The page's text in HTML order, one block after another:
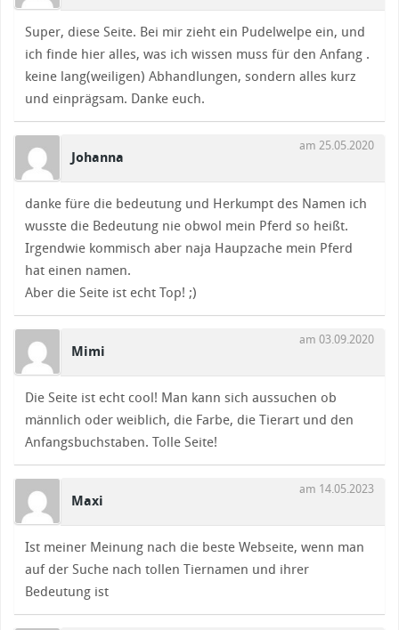
Super, diese Seite. Bei mir zieht ein Pudelwelpe ein, und
ich finde hier alles, was ich wissen muss für den Anfang .
keine lang(weiligen) Abhandlungen, sondern alles kurz
und einprägsam. Danke euch.
Johanna
am 25.05.2020
danke füre die bedeutung und Herkumpt des Namen ich
wusste die Bedeutung nie obwol mein Pferd so heißt.
Irgendwie kommisch aber naja Haupzache mein Pferd
hat einen namen.
Aber die Seite ist echt Top! ;)
Mimi
am 03.09.2020
Die Seite ist echt cool! Man kann sich aussuchen ob
männlich oder weiblich, die Farbe, die Tierart und den
Anfangsbuchstaben. Tolle Seite!
Maxi
am 14.05.2023
Ist meiner Meinung nach die beste Webseite, wenn man
auf der Suche nach tollen Tiernamen und ihrer
Bedeutung ist